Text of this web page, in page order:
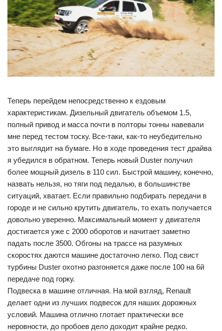
Теперь перейдем непосредственно к ездовым
характеристикам. Дизельный двигатель объемом 1.5,
полный привод и масса почти в полторы тонны навевали
мне перед тестом тоску. Все-таки, как-то неубедительно
это выглядит на бумаге. Но в ходе проведения тест драйва
я убедился в обратном. Теперь новый Duster получил
более мощный дизель в 110 сил. Быстрой машину, конечно,
назвать нельзя, но тяги под педалью, в большинстве
ситуаций, хватает. Если правильно подбирать передачи в
городе и не сильно крутить двигатель, то ехать получается
довольно уверенно. Максимальный момент у двигателя
достигается уже с 2000 оборотов и начитает заметно
падать после 3500. Обгоны на трассе на разумных
скоростях даются машине достаточно легко. Под свист
турбины Duster охотно разгоняется даже после 100 на 6й
передаче под горку.
Подвеска в машине отличная. На мой взгляд, Renault
делает одни из лучших подвесок для наших дорожных
условий. Машина отлично глотает практически все
неровности, до пробоев дело доходит крайне редко.